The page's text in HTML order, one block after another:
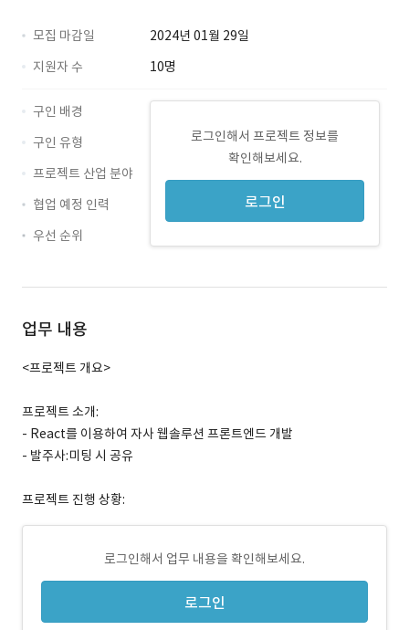
모집 마감일
2024년 01월 29일
지원자 수
10명
로그인해서 프로젝트 정보를
확인해보세요.
로그인
구인 배경
구인 유형
프로젝트 산업 분야
협업 예정 인력
우선 순위
업무 내용
<프로젝트 개요>
프로젝트 소개:
- React를 이용하여 자사 웹솔루션 프론트엔드 개발
- 발주사:미팅 시 공유
프로젝트 진행 상황:
로그인해서 업무 내용을 확인해보세요.
로그인